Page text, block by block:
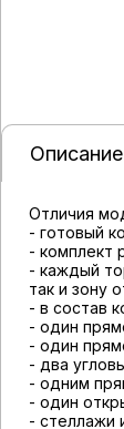
Описание
Отличия
- готовый
- комплект
- каждый
так и зону
- в состав
- один
- один
- два
- одним
- один
- стеллажи